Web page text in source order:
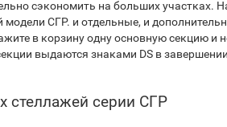
сэкономить на больших участках.
СГР. и отдельные, и
в корзину одну основную секцию и
выдаются знаками DS в
стеллажей серии СГР